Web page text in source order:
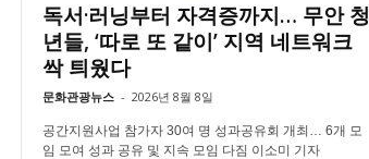
독서·러닝부터 자격증까지… 무안 청
년들, ‘따로 또 같이’ 지역 네트워크
싹 틔웠다
문화관광뉴스 - 2026년 8월 8일
공간지원사업 참가자 30여 명 성과공유회 개최… 6개 모
임 모여 성과 공유 및 지속 모임 다짐 이소미 기자